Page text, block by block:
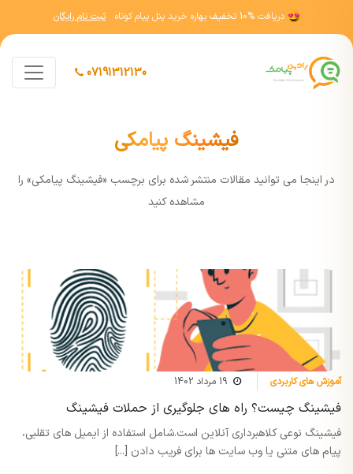
دریافت 10% تخفیف بهاره خرید پنل پیام کوتاه ثبت نام رایگان
07191312130
فیشینگ پیامکی
در اينجا مي توانيد مقالات منتشر شده برای برچسب «فیشینگ پیامکی» را
مشاهده کنيد
آموزش های کاربردی 19 مرداد 1402
فیشینگ چیست؟ راه های جلوگیری از حملات فیشینگ
فیشینگ نوعی کلاهبرداری آنلاین است.شامل استفاده از ایمیل های تقلبی،
پیام های متنی یا وب سایت ها برای فریب دادن [...]